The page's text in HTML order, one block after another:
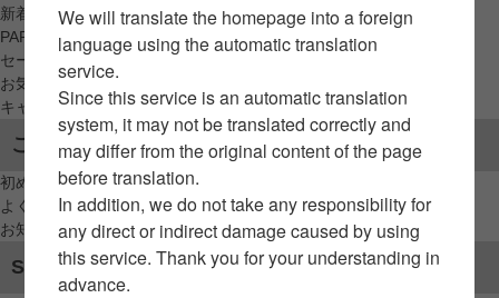
新着アイテムから探す
PARCO限定アイテムから探す
セールアイテムから探す
お気に入りから探す
キャンペーン/クーポン対象から探す
ご利用案内
初めてのお客様へ
よくあるご質問 / お問い合わせ
お知らせ
SNSアカウント
We will translate the homepage into a foreign
language using the automatic translation
service.
Since this service is an automatic translation
system, it may not be translated correctly and
may differ from the original content of the page
before translation.
In addition, we do not take any responsibility for
any direct or indirect damage caused by using
this service. Thank you for your understanding in
advance.